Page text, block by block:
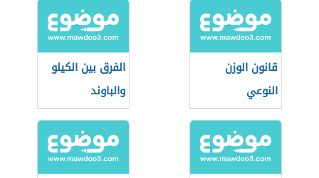
قانون الوزن
النوعي
الفرق بين الكيلو
والباوند